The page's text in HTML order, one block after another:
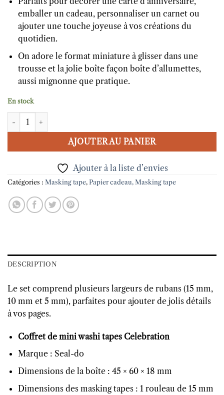
emballer un cadeau, personnaliser un carnet ou
ajouter une touche joyeuse à vos créations du
quotidien.
On adore le format miniature à glisser dans une
trousse et la jolie boîte façon boîte d’allumettes,
aussi mignonne que pratique.
En stock
quantité de Coffret de mini washi tapes Celebration
AJOUTER AU PANIER
Ajouter à la liste d’envies
Catégories : Masking tape, Papier cadeau, Masking tape
DESCRIPTION
Le set comprend plusieurs largeurs de rubans (15 mm,
10 mm et 5 mm), parfaites pour ajouter de jolis détails
à vos pages.
Coffret de mini washi tapes Celebration
Marque : Seal-do
Dimensions de la boîte : 45 × 60 × 18 mm
Dimensions des masking tapes : 1 rouleau de 15 mm